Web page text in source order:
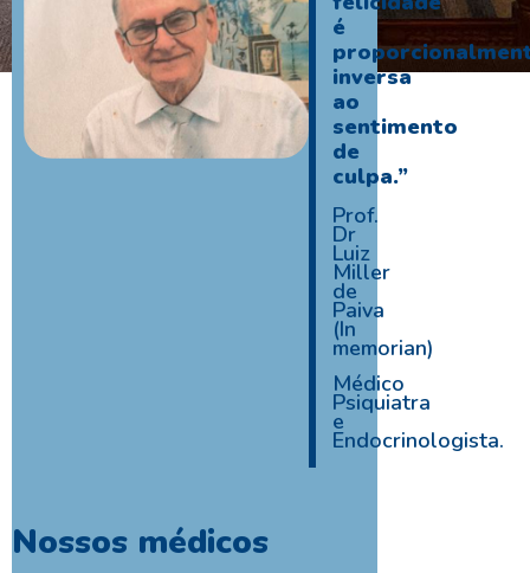
é
inversa
ao
sentimento
de
culpa.”
Prof.
Dr
Luiz
Miller
de
Paiva
(In
memorian)
Médico
Psiquiatra
e
Endocrinologista.
Nossos médicos